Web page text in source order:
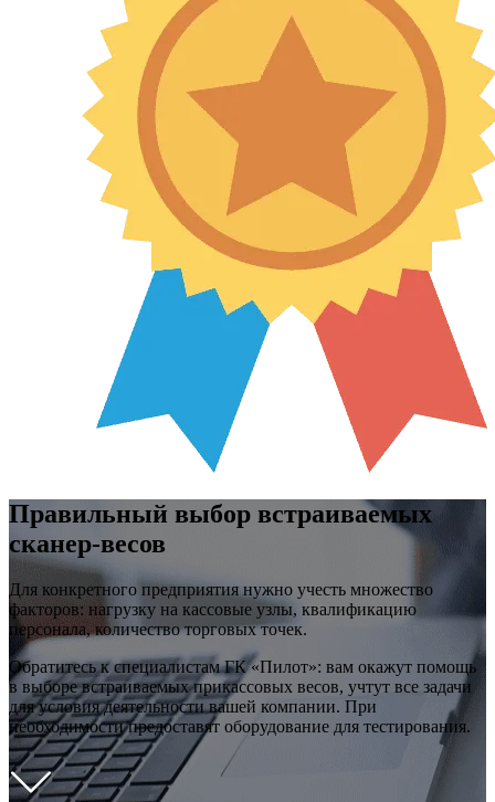
Правильный выбор встраиваемых
сканер-весов
Для конкретного предприятия нужно учесть множество
факторов: нагрузку на кассовые узлы, квалификацию
персонала, количество торговых точек.
Обратитесь к специалистам ГК «Пилот»: вам окажут помощь
в выборе встраиваемых прикассовых весов, учтут все задачи
для условия деятельности вашей компании. При
необходимости предоставят оборудование для тестирования.